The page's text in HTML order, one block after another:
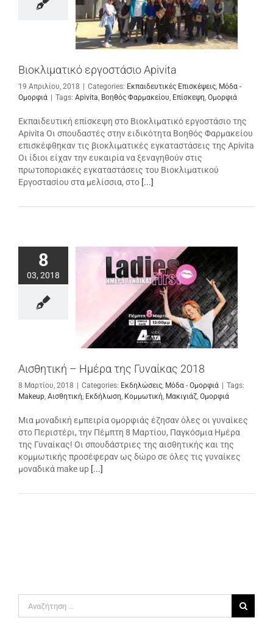
Βιοκλιματικό εργοστάσιο Apivita
19 Απριλίου, 2018 | Categories: Εκπαιδευτικές Επισκέψεις Μόδα -
Ομορφιά | Tags: Apivita Βοηθός Φαρμακείου Επίσκεψη Ομορφιά
Εκπαιδευτική επίσκεψη στο Βιοκλιματικό εργοστάσιο της
Apivita Οι σπουδαστές στην ειδικότητα Βοηθός Φαρμακείου
επισκέφθηκαν τις βιοκλιματικές εγκαταστάσεις της Apivita
Οι ίδιοι είχαν την ευκαιρία να ξεναγηθούν στις
πρωτοποριακές εγκαταστάσεις του Βιοκλιματικού
Εργοστασίου στα μελίσσια, στο [...]
8
03, 2018
Αισθητική – Ημέρα της Γυναίκας 2018
8 Μαρτίου, 2018 Categories: Εκδηλώσεις, Μόδα - Ομορφιά
Tags:
Makeup, Αισθητική, Εκδήλωση, Κομμωτική, Μακιγιάζ, Ομορφιά
Μια μοναδική εμπειρία ομορφιάς έζησαν όλες οι γυναίκες
στο Περιστέρι, την Πέμπτη 8 Μαρτίου, Παγκόσμια Ημέρα
της Γυναίκας! Οι σπουδάστριες της αισθητικής και της
κομμωτικής προσέφεραν ως δώρο σε όλες τις γυναίκες
μοναδικά make up [...]
για: